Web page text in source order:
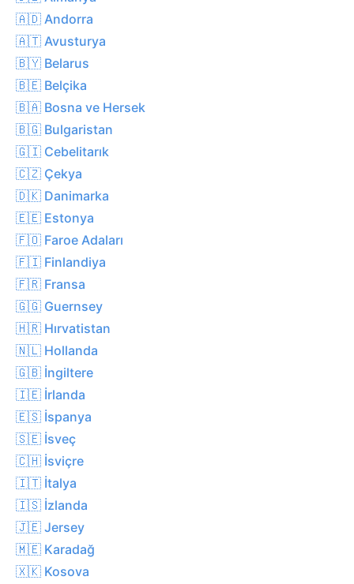
🇦🇩 Andorra
🇦🇹 Avusturya
🇧🇾 Belarus
🇧🇪 Belçika
🇧🇦 Bosna ve Hersek
🇧🇬 Bulgaristan
🇬🇮 Cebelitarık
🇨🇿 Çekya
🇩🇰 Danimarka
🇪🇪 Estonya
🇫🇴 Faroe Adaları
🇫🇮 Finlandiya
🇫🇷 Fransa
🇬🇬 Guernsey
🇭🇷 Hırvatistan
🇳🇱 Hollanda
🇬🇧 İngiltere
🇮🇪 İrlanda
🇪🇸 İspanya
🇸🇪 İsveç
🇨🇭 İsviçre
🇮🇹 İtalya
🇮🇸 İzlanda
🇯🇪 Jersey
🇲🇪 Karadağ
🇽🇰 Kosova